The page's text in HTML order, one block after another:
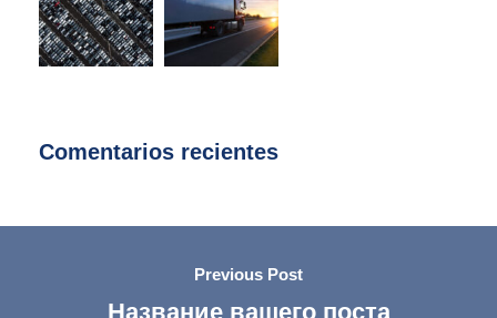
Comentarios recientes
Previous Post
Название вашего поста